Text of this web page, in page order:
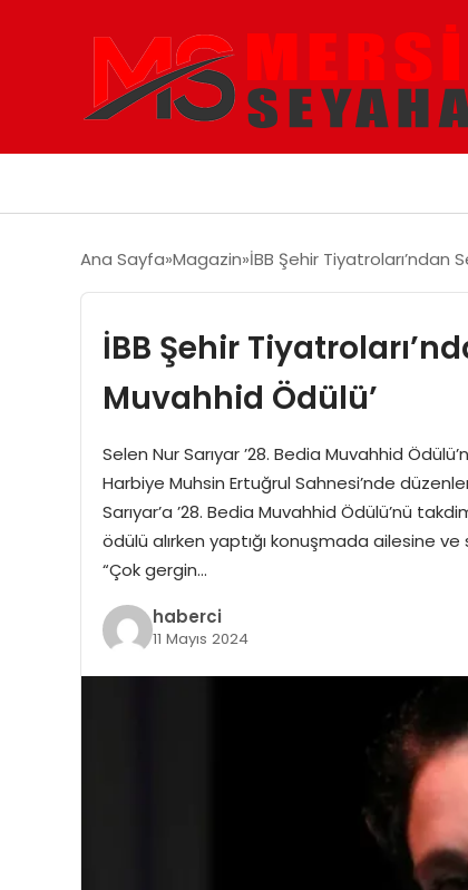
Ana Sayfa Magazin İBB Şehir Tiyatroları’ndan
İBB Şehir
Muvahhid Ödülü’
Selen Nur Sarıyar ’28. Bedia Muvahhid
Harbiye Muhsin Ertuğrul Sahnesi’nde
Sarıyar’a ’28. Bedia Muvahhid Ödülü’nü
ödülü alırken yaptığı konuşmada ailesine
“Çok gergin…
haberci
11 Mayıs 2024